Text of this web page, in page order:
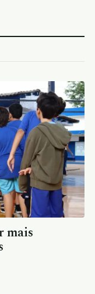
mais